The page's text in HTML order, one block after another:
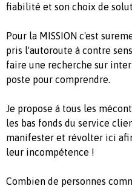
fiabilité et son choix de
Pour la MISSION c'est
pris l'autoroute à contre
faire une recherche sur
poste pour comprendre.
Je propose à tous les
les bas fonds du service
manifester et révolter ici
leur incompétence !
Combien de personnes